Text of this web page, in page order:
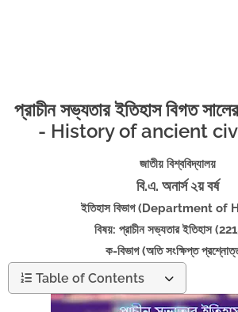
প্রাচীন সভ্যতার ইতিহাস বিগত
- History of ancient
জাতীয় বিশ্ববিদ্যালয়
বি.এ. অনার্স ২য় বর্ষ
ইতিহাস বিভাগ (Department of
বিষয়: প্রাচীন সভ্যতার ইতিহাস (
ক-বিভাগ (অতি সংক্ষিপ্ত
Table of Contents